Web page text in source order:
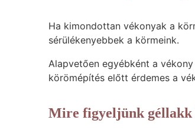
Ha kimondottan vékonyak a
sérülékenyebbek a körmeink.
Alapvetően egyébként a
körömépítés előtt érdemes a
Mire figyeljünk géllakk